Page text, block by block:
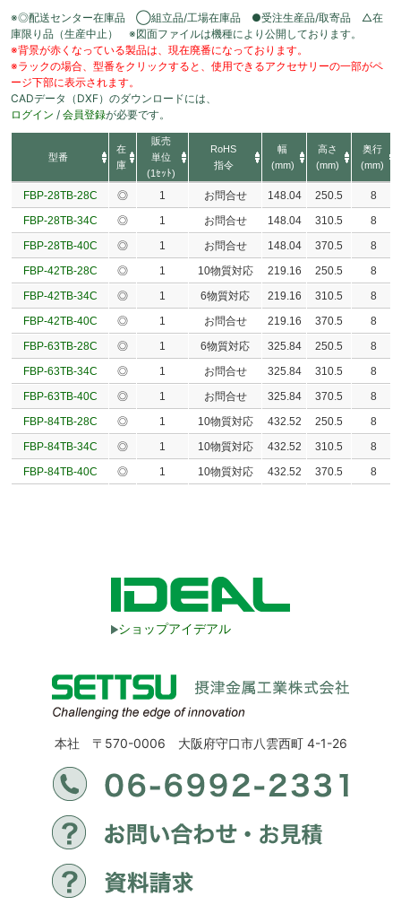
※◎配送センター在庫品 ◯組立品/工場在庫品 ●受注生産品/取寄品 △在
庫限り品（生産中止） ※図面ファイルは機種により公開しております。
※背景が赤くなっている製品は、現在廃番になっております。
※ラックの場合、型番をクリックすると、使用できるアクセサリーの一部がペ
ージ下部に表示されます。
CADデータ（DXF）のダウンロードには、
ログイン / 会員登録が必要です。
型番
在
庫
販売
単位
(1ｾｯﾄ)
RoHS
指令
幅
(mm)
高さ
(mm)
奥行
(mm)
FBP-28TB-28C ◎ 1 お問合せ 148.04 250.5
8
FBP-28TB-34C
◎ 1 お問合せ 148.04 310.5
8
FBP-28TB-40C
◎ 1 お問合せ 148.04 370.5
8
FBP-42TB-28C
◎ 1 10物質対応 219.16 250.5
8
FBP-42TB-34C
◎ 1 6物質対応 219.16 310.5
8
FBP-42TB-40C
◎ 1 お問合せ 219.16 370.5
8
FBP-63TB-28C
◎ 1 6物質対応 325.84 250.5
8
FBP-63TB-34C
◎ 1 お問合せ 325.84 310.5
8
FBP-63TB-40C
◎ 1 お問合せ 325.84 370.5
8
FBP-84TB-28C
◎ 1 10物質対応 432.52 250.5
8
FBP-84TB-34C
◎ 1 10物質対応 432.52 310.5
8
FBP-84TB-40C
◎ 1 10物質対応 432.52 370.5 8
ショップアイデアル
本社 〒570-0006 大阪府守口市八雲西町 4-1-26